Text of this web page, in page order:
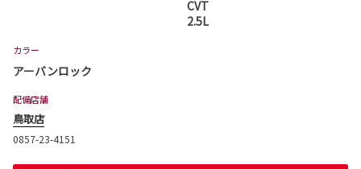
CVT
2.5L
カラー
アーバンロック
配備店舗
鳥取店
0857-23-4151